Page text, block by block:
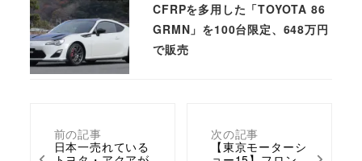
前の記事
日本一売れている
次の記事
【東京モーターシ
CFRPを多用した「TOYOTA 86
GRMN」を100台限定、648万円
で販売